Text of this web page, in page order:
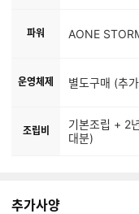
파워 AONE
운영체제 별도구매 (추
조립비
기본조립 + 2
대분)
추가사양